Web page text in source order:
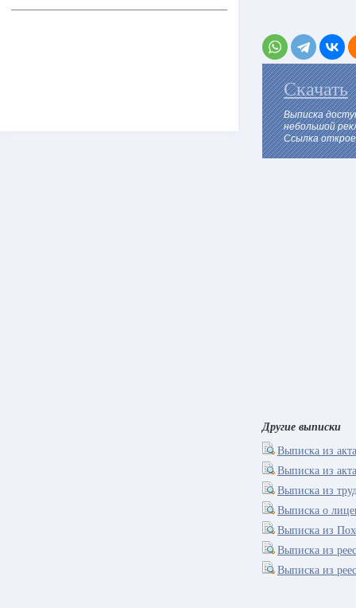
Скачать
Выписка
небольшой
Ссылка
Другие выписки
Выписка из
Выписка из
Выписка из
Выписка о
Выписка из
Выписка из
Выписка из